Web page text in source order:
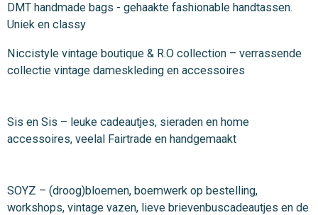
DMT handmade bags - gehaakte fashionable handtassen.
Uniek en classy
Niccistyle vintage boutique & R.O collection – verrassende
collectie vintage dameskleding en accessoires
Sis en Sis – leuke cadeautjes, sieraden en home
accessoires, veelal Fairtrade en handgemaakt
SOYZ – (droog)bloemen, boemwerk op bestelling,
workshops, vintage vazen, lieve brievenbuscadeautjes en de